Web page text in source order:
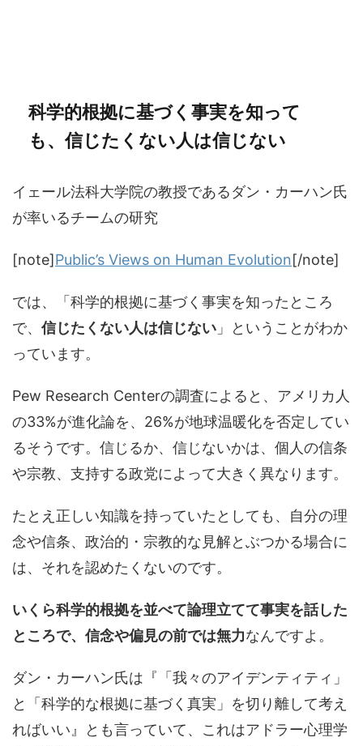
科学的根拠に基づく事実を知って
も、信じたくない人は信じない
イェール法科大学院の教授であるダン・カーハン氏
が率いるチームの研究
[note]Public’s Views on Human Evolution[/note]
では、「科学的根拠に基づく事実を知ったところ
で、 信じたくない人は信じない 」ということがわか
っています。
Pew Research Centerの調査によると、アメリカ人
の33%が進化論を、26%が地球温暖化を否定してい
るそうです。信じるか、信じないかは、個人の信条
や宗教、支持する政党によって大きく異なります。
たとえ正しい知識を持っていたとしても、自分の理
念や信条、政治的・宗教的な見解とぶつかる場合に
は、それを認めたくないのです。
いくら科学的根拠を並べて論理立てて事実を話した
ところで、信念や偏見の前では無力なんですよ。
ダン・カーハン氏は『「我々のアイデンティティ」
と「科学的な根拠に基づく真実」を切り離して考え
ればいい』とも言っていて、これはアドラー心理学